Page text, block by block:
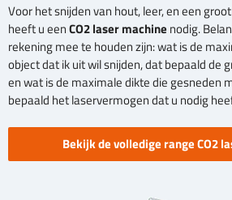
Voor het snijden van hout, leer, en een
heeft u eenCO2 laser machine nodig.
rekening mee te houden zijn: wat is de
object dat ik uit wil snijden, dat bepaald de
en wat is de maximale dikte die gesneden
bepaald het laservermogen dat u nodig
Bekijk de volledige range CO2